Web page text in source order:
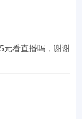
元看直播吗，谢谢